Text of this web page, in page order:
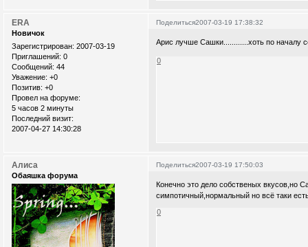
Поделиться2007-03-19 17:38:32
ERA
Новичок
Зарегистрирован: 2007-03-19
Приглашений: 0
Сообщений: 44
Уважение: +0
Позитив: +0
Провел на форуме:
5 часов 2 минуты
Последний визит:
2007-04-27 14:30:28
Арис лучше Сашки............хоть по началу
0
Поделиться2007-03-19 17:50:03
Алиса
Обаяшка форума
Конечно это дело собственых вкусов,но
симпотичный,нормальный но всё таки
0